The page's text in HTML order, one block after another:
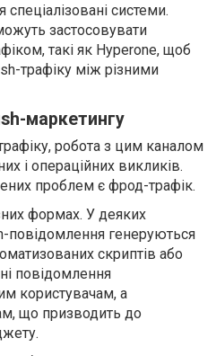
системи.
застосовувати
такі як Hyperone, щоб
трафіку між різними
маркетингу
робота з цим каналом
і операційних викликів.
проблем є фрод-трафік.
формах. У деяких
повідомлення генеруються
скриптів або
повідомлення
користувачам, а
що призводить до